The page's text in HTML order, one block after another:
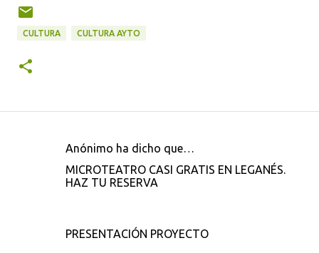
CULTURA CULTURA AYTO
Anónimo ha dicho que…
MICROTEATRO CASI GRATIS EN LEGANÉS.
HAZ TU RESERVA
PRESENTACIÓN PROYECTO